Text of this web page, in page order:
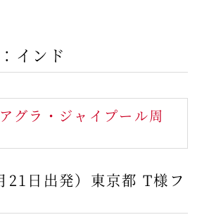
インド
グラ・ジャイプール周
21日出発）東京都 T様フ